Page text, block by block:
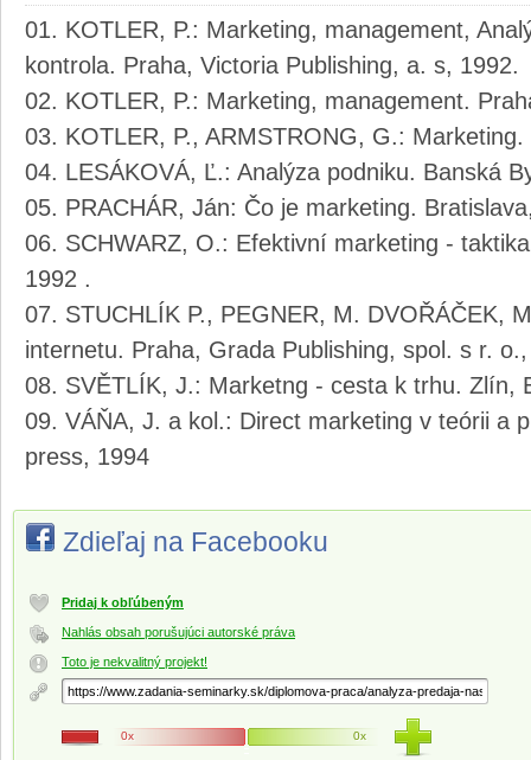
KOTLER, P.: Marketing, management,
kontrola. Praha, Victoria Publishing, a. s, 1992.
KOTLER, P.: Marketing, management.
KOTLER, P., ARMSTRONG, G.:
LESÁKOVÁ, Ľ.: Analýza podniku. Banská
PRACHÁR, Ján: Čo je marketing.
SCHWARZ, O.: Efektivní marketing -
1992 .
STUCHLÍK P., PEGNER, M. DVOŘÁČEK,
internetu. Praha, Grada Publishing, spol. s r.
SVĚTLÍK, J.: Marketng - cesta k trhu. Zlín,
VÁŇA, J. a kol.: Direct marketing v teórii a
press, 1994
Zdieľaj na Facebooku
Pridaj k obľúbeným
Nahlás obsah porušujúci autorské práva
Toto je nekvalitný projekt!
0x 0x